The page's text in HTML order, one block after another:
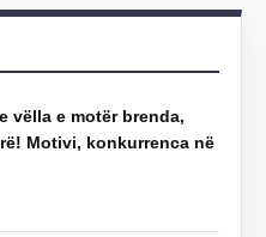
vëlla e motër brenda,
Motivi, konkurrenca në